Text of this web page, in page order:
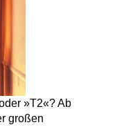
»T2«? Ab
großen